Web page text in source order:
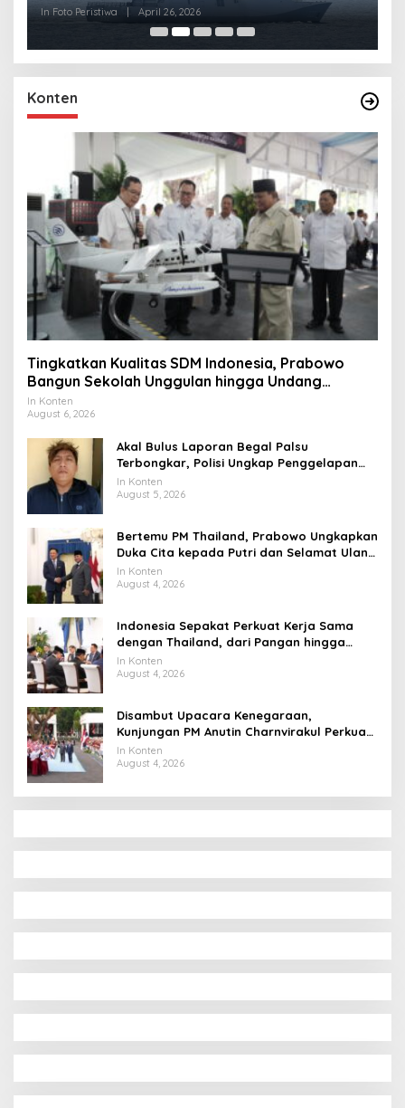
In Foto Peristiwa | April 26, 2026
Konten
Tingkatkan Kualitas SDM Indonesia, Prabowo
Bangun Sekolah Unggulan hingga Undang
Universitas Terbaik Dunia
In Konten
August 6, 2026
Akal Bulus Laporan Begal Palsu
Terbongkar, Polisi Ungkap Penggelapan
Uang Perusahaan untuk Crypto
In Konten
August 5, 2026
Bertemu PM Thailand, Prabowo Ungkapkan
Duka Cita kepada Putri dan Selamat Ulang
Tahun ke Raja Thailand
In Konten
August 4, 2026
Indonesia Sepakat Perkuat Kerja Sama
dengan Thailand, dari Pangan hingga
Ekonomi Digital
In Konten
August 4, 2026
Disambut Upacara Kenegaraan,
Kunjungan PM Anutin Charnvirakul Perkuat
Hubungan Indonesia-Thailand
In Konten
August 4, 2026